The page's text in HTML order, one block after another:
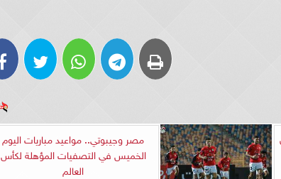
مصر وجيبوتي.. مواعيد مباريات اليوم
الخميس في التصفيات المؤهلة لكأس
العالم